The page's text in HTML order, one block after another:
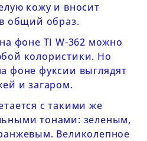
кожу и вносит
общий образ.
фоне TIW-362 можно
колористики. Но
фоне фуксии выглядят
и загаром.
с такими же
тонами: зеленым,
Великолепное